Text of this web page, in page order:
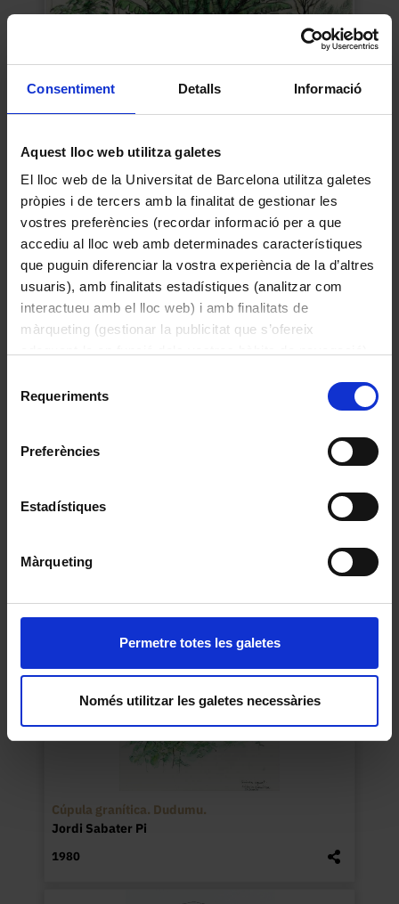
Consentiment Detalls Informació
Aquest lloc web utilitza galetes
El lloc web de la Universitat de Barcelona utilitza galetes
pròpies i de tercers amb la finalitat de gestionar les
vostres preferències (recordar informació per a que
accediu al lloc web amb determinades característiques
que puguin diferenciar la vostra experiència de la d’altres
usuaris), amb finalitats estadístiques (analitzar com
interactueu amb el lloc web) i amb finalitats de
màrqueting (gestionar la publicitat que s’ofereix
consultar laPolítica de galetes del lloc web de la
Requeriments
Preferències
Estadístiques
Màrqueting
Permetre totes les galetes
Només utilitzar les galetes necessàries
Jordi Sabater Pi
Jordi Sabater Pi
Cúpula granítica. Dudumu.
Jordi Sabater Pi
1980